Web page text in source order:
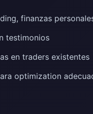
finanzas
testimonios
en traders existentes
optimization